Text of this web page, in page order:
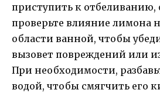
приступить к отбеливанию,
проверьте влияние лимона
области ванной, чтобы
вызовет повреждений или
При необходимости,
водой, чтобы смягчить его